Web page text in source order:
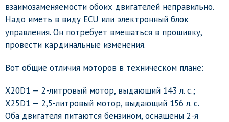
взаимозаменяемости обоих двигателей неправильно.
Надо иметь в виду ECU или электронный блок
управления. Он потребует вмешаться в прошивку,
провести кардинальные изменения.
Вот общие отличия моторов в техническом плане:
X20D1 — 2-литровый мотор, выдающий 143 л. с.;
X25D1 — 2,5-литровый мотор, выдающий 156 л. с.
Оба двигателя питаются бензином, оснащены 2-я